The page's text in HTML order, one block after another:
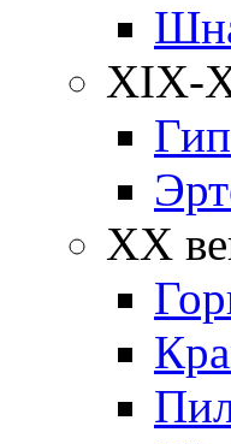
XIX-
XX